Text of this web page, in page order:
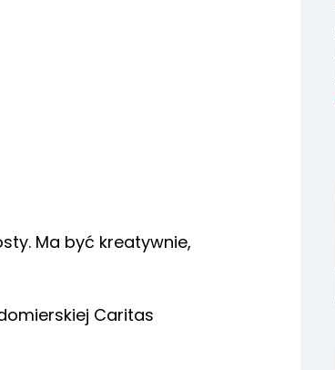
Ma być kreatywnie,
Caritas